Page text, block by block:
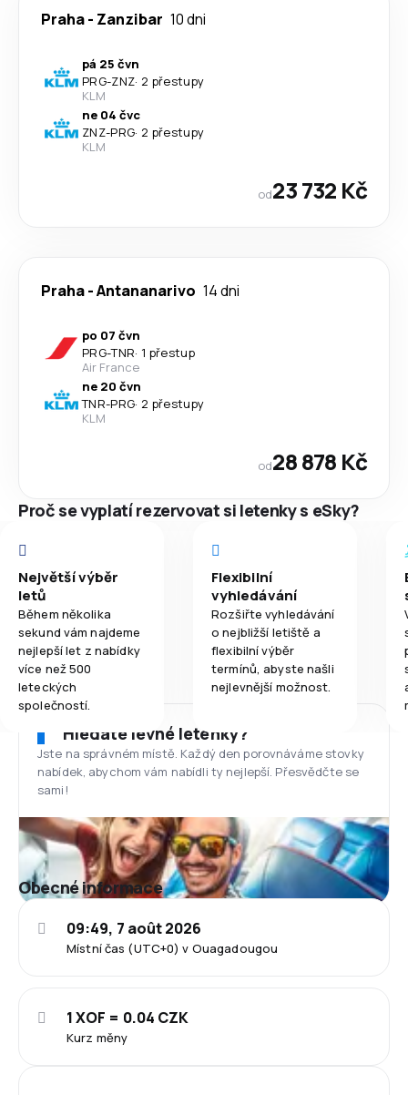
Praha- Zanzibar 10 dni
pá 25 čvn
PRG-ZNZ· 2 přestupy
KLM
ne 04 čvc
ZNZ-PRG· 2 přestupy
KLM
od23 732 Kč
Praha-Antananarivo 14 dni
po 07 čvn
PRG-TNR· 1 přestup
Air France
ne 20 čvn
TNR-PRG· 2 přestupy
KLM
od28 878 Kč
Proč se vyplatí rezervovat si letenky s eSky?
Největší výběr
letů
Během několika
sekund vám najdeme
nejlepší let z nabídky
více než 500
leteckých
společností.
Flexibilní
vyhledávání
Rozšiřte vyhledávání
o nejbližší letiště a
flexibilní výběr
termínů, abyste našli
nejlevnější možnost.
Hledáte levné letenky?
Jste na správném místě. Každý den porovnáváme stovky
nabídek, abychom vám nabídli ty nejlepší. Přesvědčte se
sami!
Obecné informace
Místní čas (UTC+0) v Ouagadougou
09:49, 7 août 2026
Kurz měny
1 XOF = 0.04 CZK